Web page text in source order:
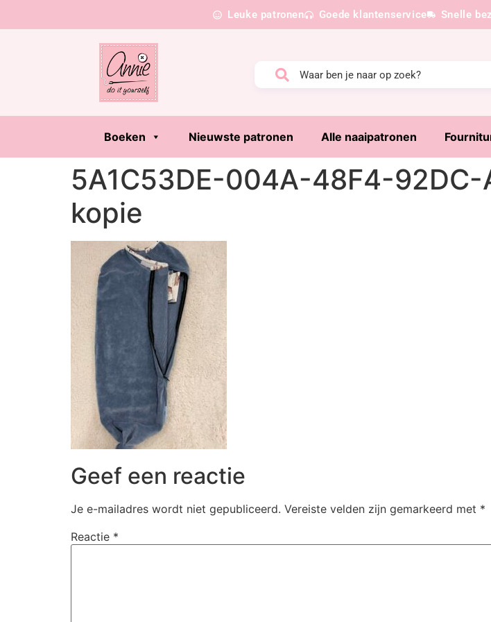
Leuke patronen Goede klantenservice Snelle
Boeken Nieuwste patronen Alle naaipatronen
5A1C53DE-004A-48F4-92DC-
kopie
Geef een reactie
Je e-mailadres wordt niet gepubliceerd. Vereiste velden zijn gemarkeerd met *
Reactie *